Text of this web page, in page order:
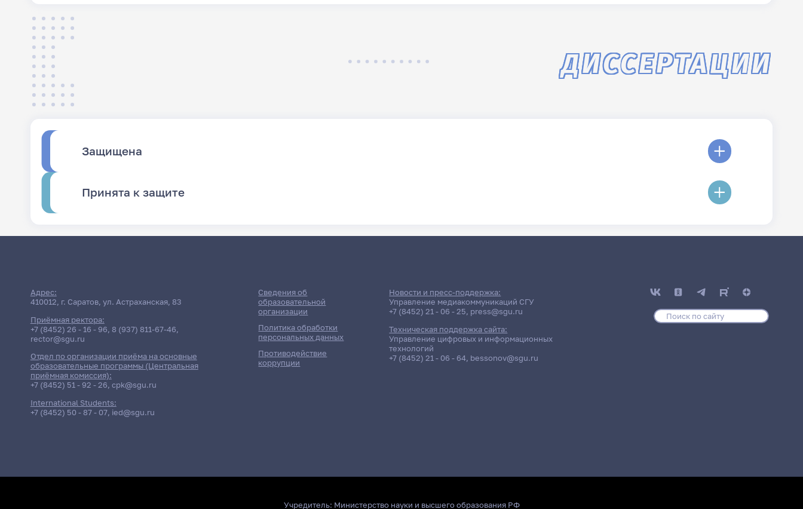
ДИССЕРТАЦИИ
Защищена
Принята к защите
Адрес:
410012, г. Саратов, ул. Астраханская, 83
Приёмная ректора:
+7 (8452) 26 - 16 - 96, 8 (937) 811-67-46,
rector@sgu.ru
Отдел по организации приёма на основные
образовательные программы (Центральная
приёмная комиссия):
+7 (8452) 51 - 92 - 26, cpk@sgu.ru
International Students:
+7 (8452) 50 - 87 - 07, ied@sgu.ru
Сведения об
образовательной
организации
Политика обработки
персональных данных
Противодействие
коррупции
Новости и пресс-поддержка:
Управление медиакоммуникаций СГУ
+7 (8452) 21 - 06 - 25, press@sgu.ru
Техническая поддержка сайта:
Управление цифровых и информационных
технологий
+7 (8452) 21 - 06 - 64, bessonov@sgu.ru
Учредитель: Министерство науки и высшего образования РФ